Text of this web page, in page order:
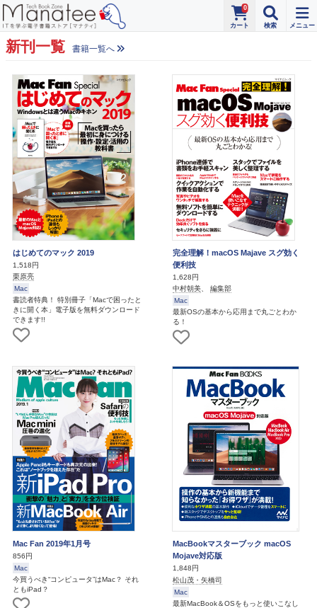
0
新刊一覧 書籍一覧へ
はじめてのマック 2019
1,518円
栗原亮
Mac
書読者特典！ 特別冊子「Macで困ったと
きに開く本」電子版を無料ダウンロード
できます!!
完全理解！macOS Majave スグ効く
便利技
1,628円
中村朝美、 編集部
Mac
最新OSの基本から応用まで丸ごとわか
る！
Mac Fan 2019年1月号
856円
Mac
今買うべき“コンピュータ”はMac？ それ
ともiPad？
MacBookマスターブック macOS
Mojave対応版
1,848円
松山茂・矢橋司
Mac
最新MacBook＆OSをもっと使いこなし